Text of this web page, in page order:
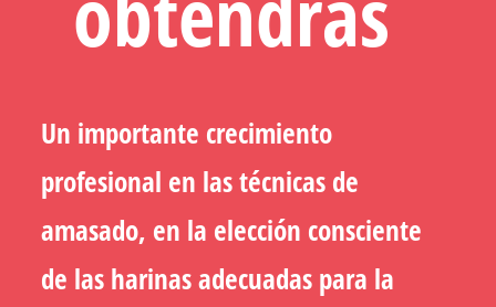
Un importante crecimiento
profesional en las técnicas de
amasado, en la elección consciente
de las harinas adecuadas para la